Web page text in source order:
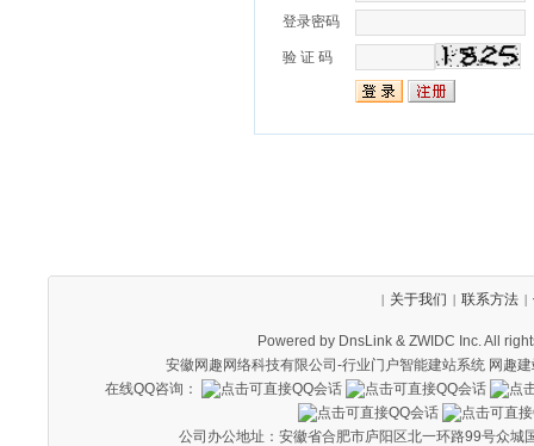
登录密码
验 证 码
Powered by DnsLink & ZWIDC Inc. All
安徽网趣网络科技有限公司-行业门户智能建站系统网趣建
在线QQ咨询：
公司办公地址：安徽省合肥市庐阳区北一环路99号众
| 关于我们 | 联系方法 |